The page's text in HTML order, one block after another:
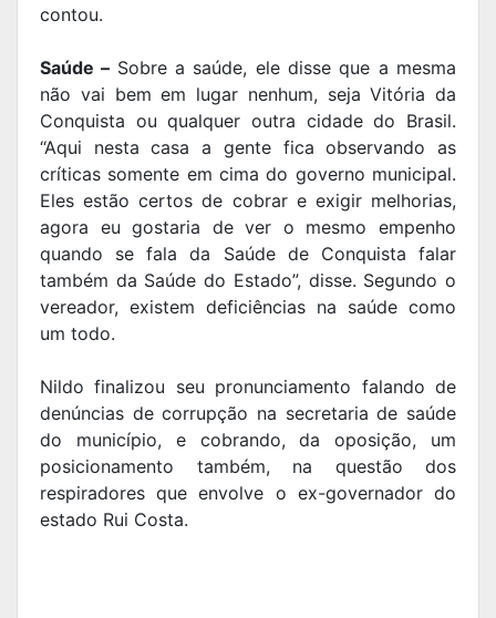
contou.
Saúde – Sobre a saúde, ele disse que a mesma
não vai bem em lugar nenhum, seja Vitória da
Conquista ou qualquer outra cidade do Brasil.
“Aqui nesta casa a gente fica observando as
críticas somente em cima do governo municipal.
Eles estão certos de cobrar e exigir melhorias,
agora eu gostaria de ver o mesmo empenho
quando se fala da Saúde de Conquista falar
também da Saúde do Estado”, disse. Segundo o
vereador, existem deficiências na saúde como
um todo.
Nildo finalizou seu pronunciamento falando de
denúncias de corrupção na secretaria de saúde
do município, e cobrando, da oposição, um
posicionamento também, na questão dos
respiradores que envolve o ex-governador do
estado Rui Costa.